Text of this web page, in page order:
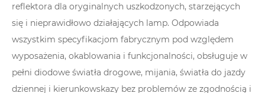
reflektora dla oryginalnych uszkodzonych, starzejących
się i nieprawidłowo działających lamp. Odpowiada
wszystkim specyfikacjom fabrycznym pod względem
wyposażenia, okablowania i funkcjonalności, obsługuje w
pełni diodowe światła drogowe, mijania, światła do jazdy
dziennej i kierunkowskazy bez problemów ze zgodnością i